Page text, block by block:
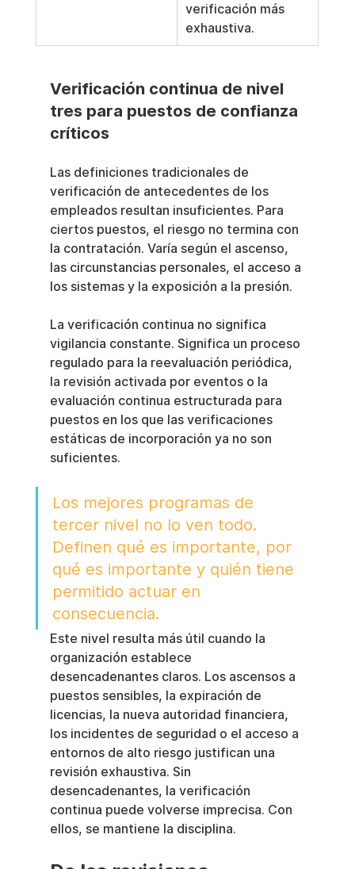
verificación más
exhaustiva.
Verificación continua de nivel
tres para puestos de confianza
críticos
Las definiciones tradicionales de
verificación de antecedentes de los
empleados resultan insuficientes. Para
ciertos puestos, el riesgo no termina con
la contratación. Varía según el ascenso,
las circunstancias personales, el acceso a
los sistemas y la exposición a la presión.
La verificación continua no significa
vigilancia constante. Significa un proceso
regulado para la reevaluación periódica,
la revisión activada por eventos o la
evaluación continua estructurada para
puestos en los que las verificaciones
estáticas de incorporación ya no son
suficientes.
Los mejores programas de
tercer nivel no lo ven todo.
Definen qué es importante, por
qué es importante y quién tiene
permitido actuar en
consecuencia.
Este nivel resulta más útil cuando la
organización establece
desencadenantes claros. Los ascensos a
puestos sensibles, la expiración de
licencias, la nueva autoridad financiera,
los incidentes de seguridad o el acceso a
entornos de alto riesgo justifican una
revisión exhaustiva. Sin
desencadenantes, la verificación
continua puede volverse imprecisa. Con
ellos, se mantiene la disciplina.